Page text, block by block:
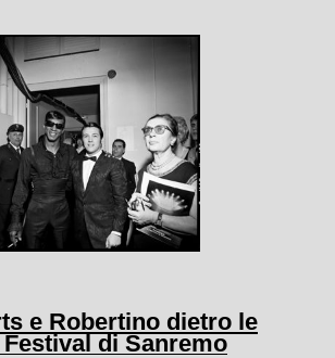
e Robertino dietro le
di Sanremo